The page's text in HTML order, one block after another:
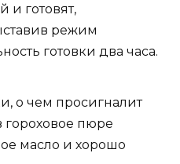
и готовят,
режим
готовки два часа.
о чем просигналит
гороховое пюре
масло и хорошо